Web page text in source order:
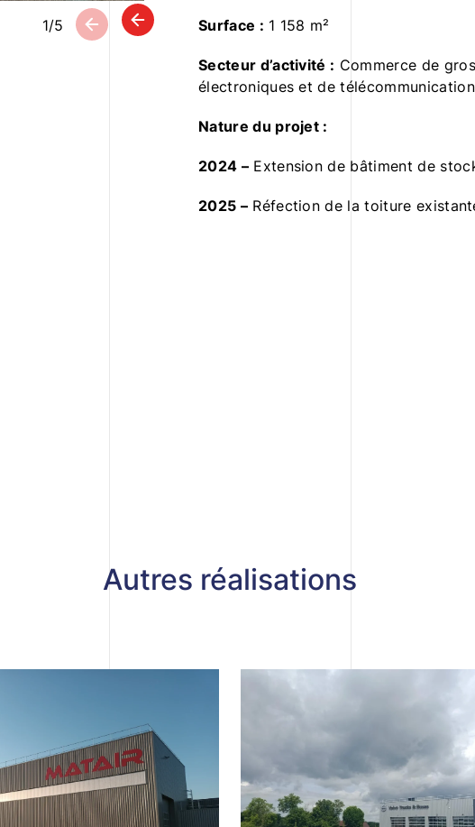
1/5 Surface : 1 158 m²
Secteur d’activité : Commerce de
électroniques et de télécommunication
Nature du projet :
2024 –Extension de bâtiment de
2025 –Réfection de la toiture
Autres réalisations